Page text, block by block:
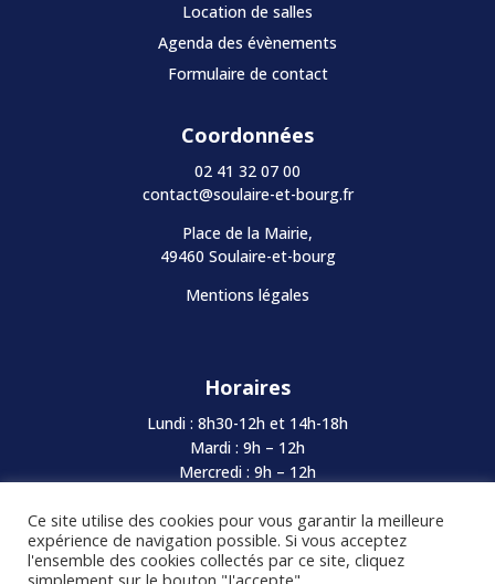
Location de salles
Agenda des évènements
Formulaire de contact
Coordonnées
02 41 32 07 00
contact@soulaire-et-bourg.fr
Place de la Mairie,
49460 Soulaire-et-bourg
Mentions légales
Horaires
Lundi : 8h30-12h et 14h-18h
Mardi : 9h – 12h
Mercredi : 9h – 12h
Vendredi : 8h30-12h et 14h-17h
Samedi : Fermé
Ce site utilise des cookies pour vous garantir la meilleure
expérience de navigation possible. Si vous acceptez
l'ensemble des cookies collectés par ce site, cliquez
simplement sur le bouton "J'accepte"